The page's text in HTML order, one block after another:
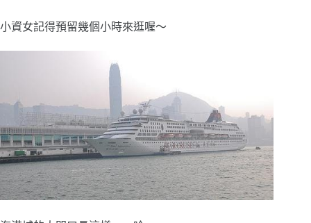
小資女記得預留幾個小時來逛喔～